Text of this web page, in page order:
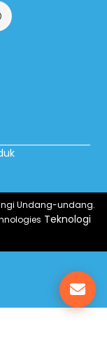
apa
Undang-undang.
Teknologi